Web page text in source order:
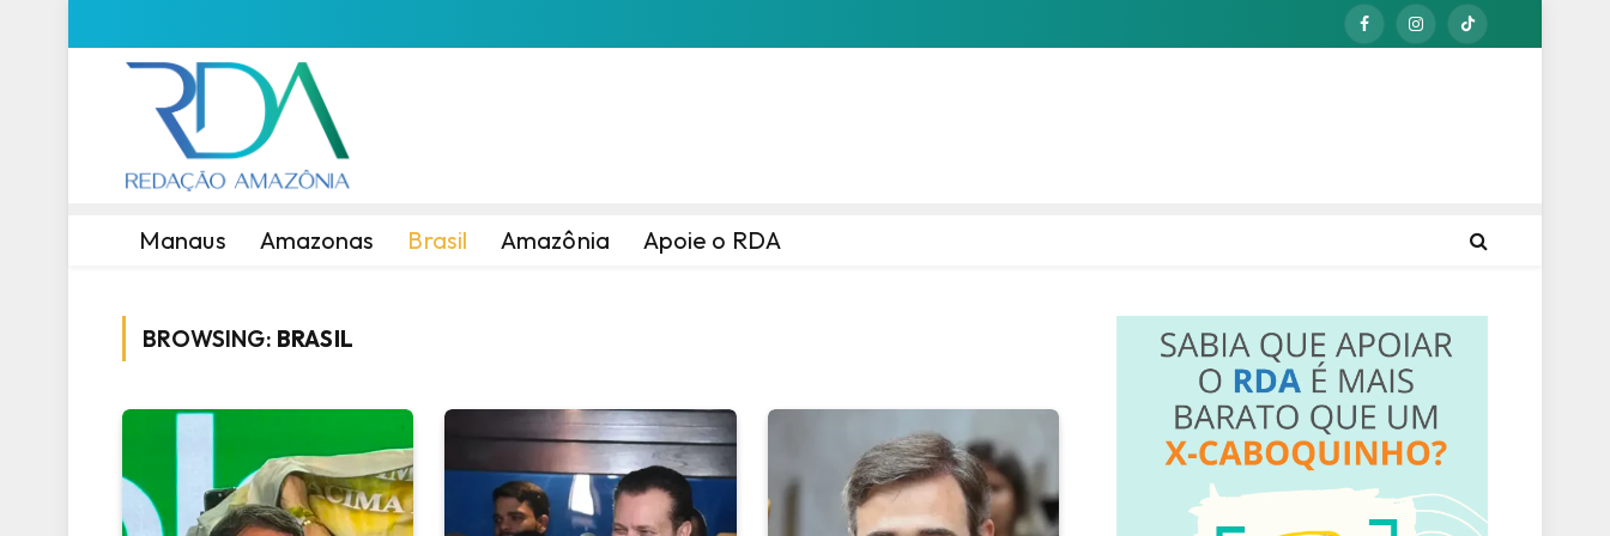
FacebookInstagramTikTok
Manaus Amazonas Brasil Amazônia Apoie o RDA
BROWSING: BRASIL